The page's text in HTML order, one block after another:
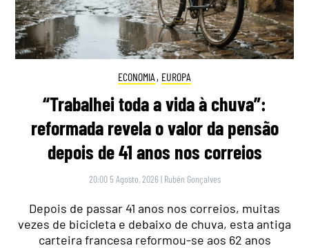
ECONOMIA , EUROPA
“Trabalhei toda a vida à chuva”:
reformada revela o valor da pensão
depois de 41 anos nos correios
20:00 5 Agosto, 2026 | Rubén Gonçalves
Depois de passar 41 anos nos correios, muitas
vezes de bicicleta e debaixo de chuva, esta antiga
carteira francesa reformou-se aos 62 anos